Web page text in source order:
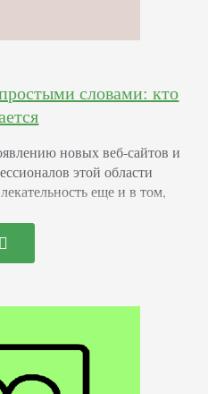
словами: кто
новых веб-сайтов и
этой области
еще и в том,
находится на стадии
и готов начать все с
Он…